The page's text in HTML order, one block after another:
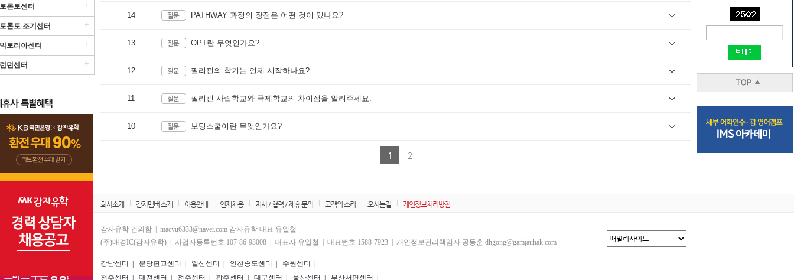
론토센터 +
론토 조기센터 +
토리아센터 +
던센터 +
14 PATHWAY 과정의 장점은 어떤 것이 있나요?
13 OPT란 무엇인가요?
12 필리핀의 학기는 언제 시작하나요?
11 필리핀 사립학교와 국제학교의 차이점을 알려주세요.
10 보딩스쿨이란 무엇인가요?
1 2
회사소개 감자멤버 소개 이용안내 인재채용 지사 / 협력 / 제휴 문의 고객의 소리 오시는길 개인정보처리방침
감자유학 건의함 | macyu6333@naver.com 감자유학 대표 유일철
(주)매경IC(감자유학) | 사업자등록번호 107-86-93008 | 대표자 유일철 | 대표번호 1588-7923 | 개인정보관리책임자 공동훈 dhgong@gamjauhak.com
강남센터 분당판교센터 일산센터 인천송도센터 수원센터
청주센터
대전센터 전주센터 광주센터 대구센터 울산센터 부산서면센터